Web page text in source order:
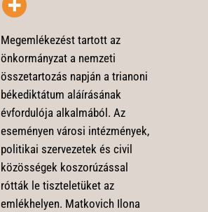
Megemlékezést tartott az
önkormányzat a nemzeti
összetartozás napján a trianoni
békediktátum aláírásának
évfordulója alkalmából. Az
eseményen városi intézmények,
politikai szervezetek és civil
közösségek koszorúzással
rótták le tiszteletüket az
emlékhelyen. Matkovich Ilona